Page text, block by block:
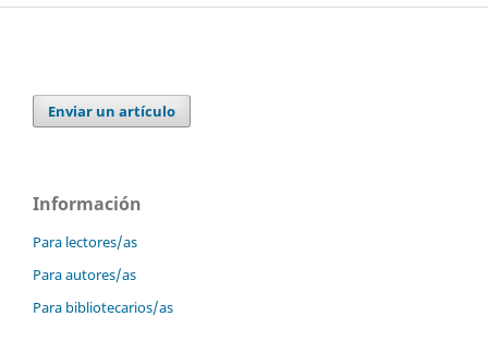
Enviar un artículo
Información
Para lectores/as
Para autores/as
Para bibliotecarios/as